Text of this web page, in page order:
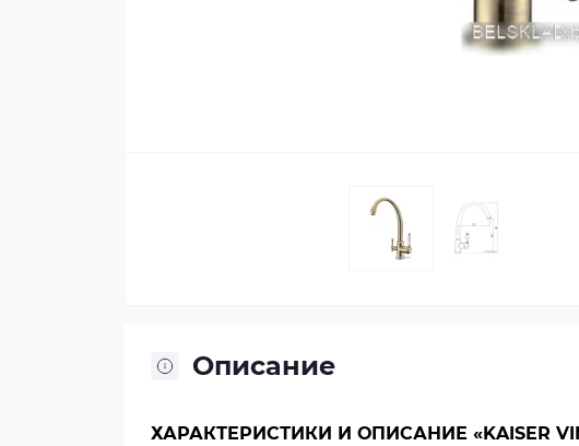
Описание
ХАРАКТЕРИСТИКИ И ОПИСАНИЕ «KAISER